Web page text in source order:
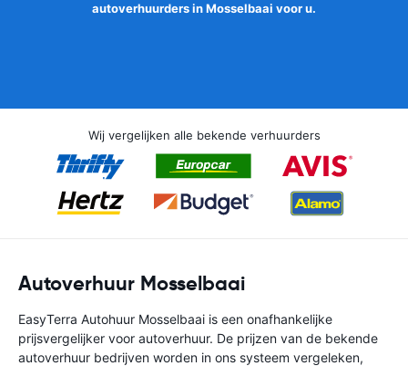
autoverhuurders in Mosselbaai voor u.
Wij vergelijken alle bekende verhuurders
Autoverhuur Mosselbaai
EasyTerra Autohuur Mosselbaai is een onafhankelijke
prijsvergelijker voor autoverhuur. De prijzen van de bekende
autoverhuur bedrijven worden in ons systeem vergeleken,